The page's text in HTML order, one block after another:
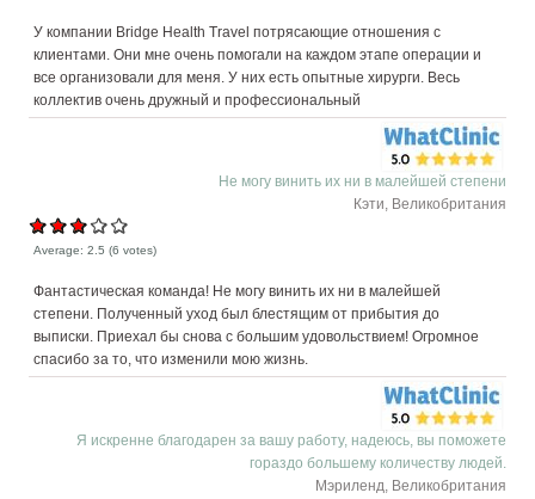
У компании Bridge Health Travel потрясающие отношения с
клиентами. Они мне очень помогали на каждом этапе операции и
все организовали для меня. У них есть опытные хирурги. Весь
коллектив очень дружный и профессиональный
Не могу винить их ни в малейшей степени
Кэти, Великобритания
Average:2.5 (6 votes)
Фантастическая команда! Не могу винить их ни в малейшей
степени. Полученный уход был блестящим от прибытия до
выписки. Приехал бы снова с большим удовольствием! Огромное
спасибо за то, что изменили мою жизнь.
Я искренне благодарен за вашу работу, надеюсь, вы поможете
гораздо большему количеству людей.
Мэриленд, Великобритания